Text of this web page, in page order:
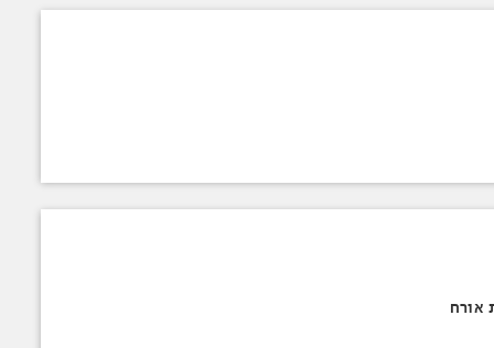
אורח